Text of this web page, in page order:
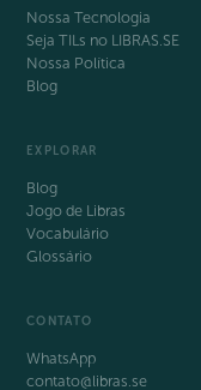
Nossa Tecnologia
Seja TILs no LIBRAS.SE
Nossa Política
Blog
EXPLORAR
Blog
Jogo de Libras
Vocabulário
Glossário
CONTATO
WhatsApp
contato@libras.se